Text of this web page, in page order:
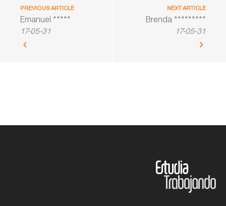
PREVIOUS ARTICLE
Emanuel *****
17-05-31
NEXT ARTICLE
Brenda *********
17-05-31